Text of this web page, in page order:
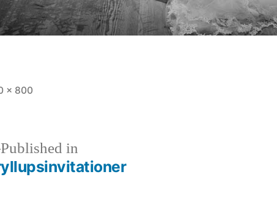
× 800
Published in